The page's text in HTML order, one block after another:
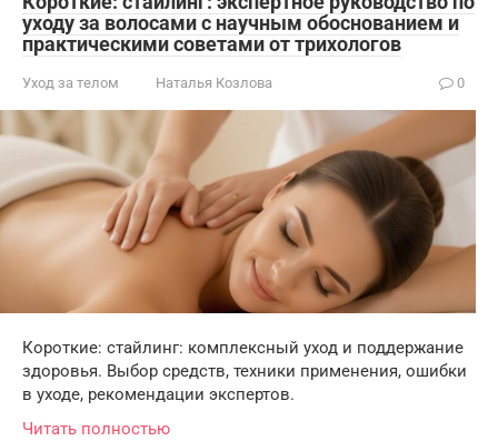
уходу за волосами с научным обоснованием и
практическими советами от трихологов
Уход за телом Наталья Козлова 0
Короткие: стайлинг: комплексный уход и поддержание
здоровья. Выбор средств, техники применения, ошибки
в уходе, рекомендации экспертов.
Читать полностью